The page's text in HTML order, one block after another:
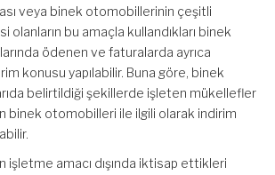
veya binek otomobillerinin çeşitli
bu amaçla kullandıkları binek
ödenen ve faturalarda ayrıca
konusu yapılabilir. Buna göre, binek
belirtildiği şekillerde işleten mükellefler
binek otomobilleri ile ilgili olarak indirim
işletme amacı dışında iktisap ettikleri